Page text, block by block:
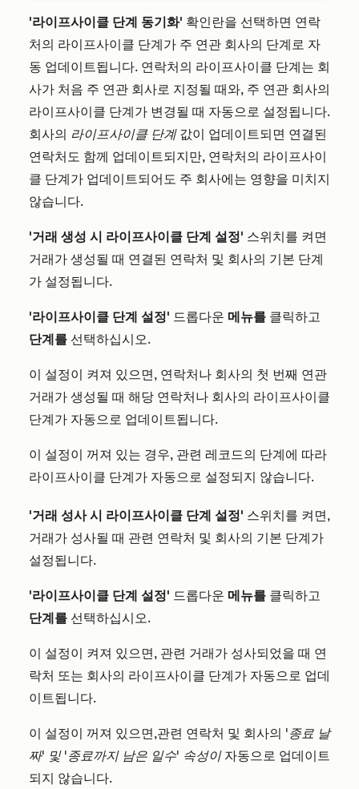
'라이프사이클 단계 동기화' 확인란을 선택하면 연락
처의 라이프사이클 단계가 주 연관 회사의 단계로 자
동 업데이트됩니다. 연락처의 라이프사이클 단계는 회
사가 처음 주 연관 회사로 지정될 때와, 주 연관 회사의
라이프사이클 단계가 변경될 때 자동으로 설정됩니다.
회사의 라이프사이클 단계값이 업데이트되면 연결된
연락처도 함께 업데이트되지만, 연락처의 라이프사이
클 단계가 업데이트되어도 주 회사에는 영향을 미치지
않습니다.
'거래 생성 시 라이프사이클 단계 설정' 스위치를 켜면
거래가 생성될 때 연결된 연락처 및 회사의 기본 단계
가 설정됩니다.
'라이프사이클 단계 설정' 드롭다운 메뉴를 클릭하고
단계를 선택하십시오.
이 설정이 켜져 있으면, 연락처나 회사의 첫 번째 연관
거래가 생성될 때 해당 연락처나 회사의 라이프사이클
단계가 자동으로 업데이트됩니다.
이 설정이 꺼져 있는 경우, 관련 레코드의 단계에 따라
라이프사이클 단계가 자동으로 설정되지 않습니다.
'거래 성사 시 라이프사이클 단계 설정' 스위치를 켜면,
거래가 성사될 때 관련 연락처 및 회사의 기본 단계가
설정됩니다.
'라이프사이클 단계 설정' 드롭다운 메뉴를 클릭하고
단계를 선택하십시오.
이 설정이 켜져 있으면, 관련 거래가 성사되었을 때 연
락처 또는 회사의 라이프사이클 단계가 자동으로 업데
이트됩니다.
이 설정이 꺼져 있으면,관련 연락처 및 회사의 '종료 날
짜' 및 '종료까지 남은 일수' 속성이 자동으로 업데이트
되지 않습니다.